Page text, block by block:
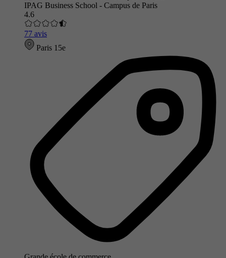
IPAG Business School - Campus de Paris
4.6
77 avis
Paris 15e